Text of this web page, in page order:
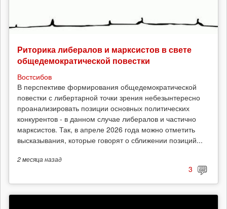
Риторика либералов и марксистов в свете
общедемократической повестки
Востсибов
В перспективе формирования общедемократической
повестки с либертарной точки зрения небезынтересно
проанализировать позиции основных политических
конкурентов - в данном случае либералов и частично
марксистов. Так, в апреле 2026 года можно отметить
высказывания, которые говорят о сближении позиций...
2 месяцаназад
3